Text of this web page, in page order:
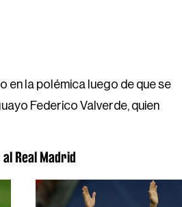
en la polémica luego de que se
Federico Valverde, quien
Real Madrid